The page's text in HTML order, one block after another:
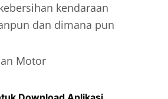
kendaraan
dan dimana pun
Motor